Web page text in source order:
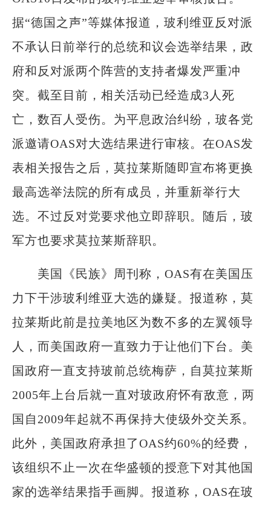
据“德国之声”等媒体报道，玻利维亚反对派
不承认日前举行的总统和议会选举结果，政
府和反对派两个阵营的支持者爆发严重冲
突。截至目前，相关活动已经造成3人死
亡，数百人受伤。为平息政治纠纷，玻各党
派邀请OAS对大选结果进行审核。在OAS发
表相关报告之后，莫拉莱斯随即宣布将更换
最高选举法院的所有成员，并重新举行大
选。不过反对党要求他立即辞职。随后，玻
军方也要求莫拉莱斯辞职。
美国《民族》周刊称，OAS有在美国压
力下干涉玻利维亚大选的嫌疑。报道称，莫
拉莱斯此前是拉美地区为数不多的左翼领导
人，而美国政府一直致力于让他们下台。美
国政府一直支持玻前总统梅萨，自莫拉莱斯
2005年上台后就一直对玻政府怀有敌意，两
国自2009年起就不再保持大使级外交关系。
此外，美国政府承担了OAS约60%的经费，
该组织不止一次在华盛顿的授意下对其他国
家的选举结果指手画脚。报道称，OAS在玻